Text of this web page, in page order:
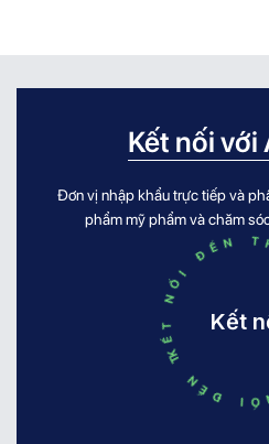
Kết nối với
Đơn vị nhập khẩu trực tiếp và
phẩm mỹ phẩm và chăm
KẾT NỐI ĐẾN Kết